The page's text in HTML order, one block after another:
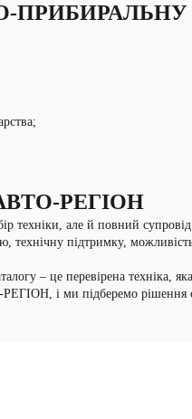
РЕГІОН
але й повний супровід
технічну підтримку,
– це перевірена техніка,
і ми підберемо рішення